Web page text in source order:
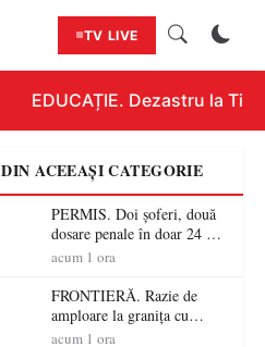
TV LIVE
EDUCAȚIE. Dezastru la
DIN ACEEAȘI CATEGORIE
PERMIS. Doi șoferi, două
dosare penale în doar 24 de
ore la Petea! Unul avea
nu a avut niciodată permis
acum 1 ora
FRONTIERĂ. Razie de
amploare la granița cu
Ungaria! 800 de persoane și
acum 1 ora